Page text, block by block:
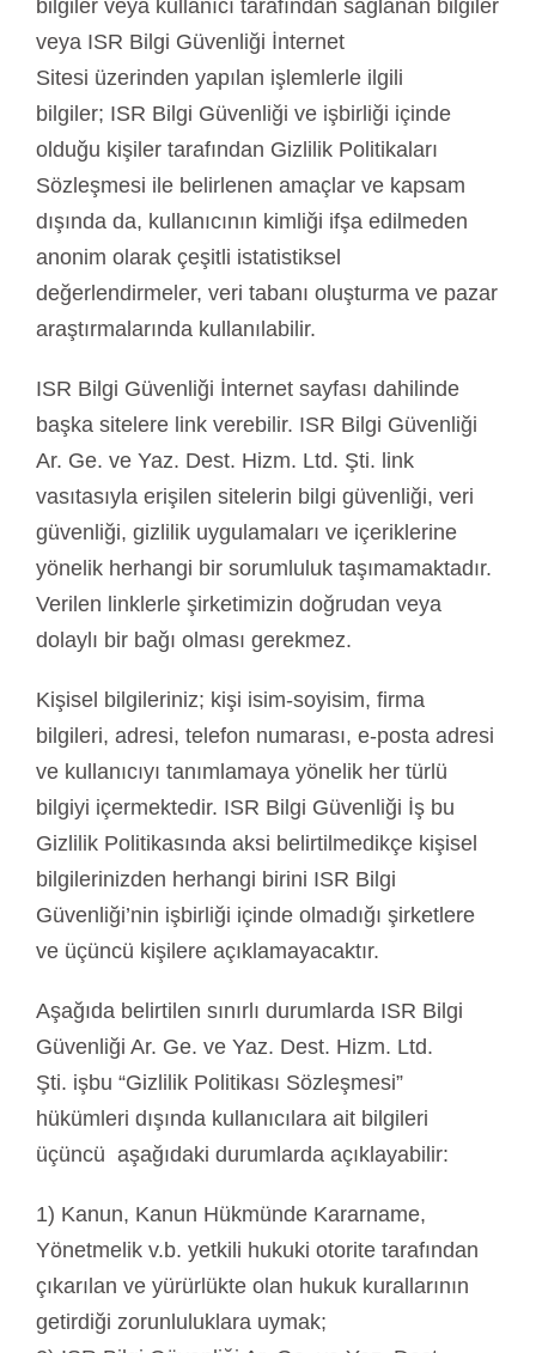
bilgiler veya kullanıcı tarafından sağlanan bilgiler
veya ISR Bilgi Güvenliği İnternet
Sitesi üzerinden yapılan işlemlerle ilgili
bilgiler; ISR Bilgi Güvenliği ve işbirliği içinde
olduğu kişiler tarafından Gizlilik Politikaları
Sözleşmesi ile belirlenen amaçlar ve kapsam
dışında da, kullanıcının kimliği ifşa edilmeden
anonim olarak çeşitli istatistiksel
değerlendirmeler, veri tabanı oluşturma ve pazar
araştırmalarında kullanılabilir.
ISR Bilgi Güvenliği İnternet sayfası dahilinde
başka sitelere link verebilir. ISR Bilgi Güvenliği
Ar. Ge. ve Yaz. Dest. Hizm. Ltd. Şti. link
vasıtasıyla erişilen sitelerin bilgi güvenliği, veri
güvenliği, gizlilik uygulamaları ve içeriklerine
yönelik herhangi bir sorumluluk taşımamaktadır.
Verilen linklerle şirketimizin doğrudan veya
dolaylı bir bağı olması gerekmez.
Kişisel bilgileriniz; kişi isim-soyisim, firma
bilgileri, adresi, telefon numarası, e-posta adresi
ve kullanıcıyı tanımlamaya yönelik her türlü
bilgiyi içermektedir. ISR Bilgi Güvenliği İş bu
Gizlilik Politikasında aksi belirtilmedikçe kişisel
bilgilerinizden herhangi birini ISR Bilgi
Güvenliği’nin işbirliği içinde olmadığı şirketlere
ve üçüncü kişilere açıklamayacaktır.
Aşağıda belirtilen sınırlı durumlarda ISR Bilgi
Güvenliği Ar. Ge. ve Yaz. Dest. Hizm. Ltd.
Şti. işbu “Gizlilik Politikası Sözleşmesi”
hükümleri dışında kullanıcılara ait bilgileri
üçüncü aşağıdaki durumlarda açıklayabilir:
1) Kanun, Kanun Hükmünde Kararname,
Yönetmelik v.b. yetkili hukuki otorite tarafından
çıkarılan ve yürürlükte olan hukuk kurallarının
getirdiği zorunluluklara uymak;